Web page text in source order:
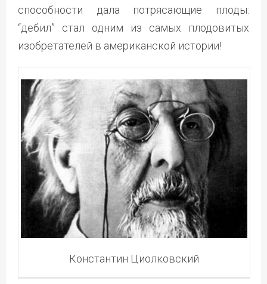
способности дала потрясающие плоды:
“дебил” стал одним из самых плодовитых
изобретателей в американской истории!
Константин Циолковский